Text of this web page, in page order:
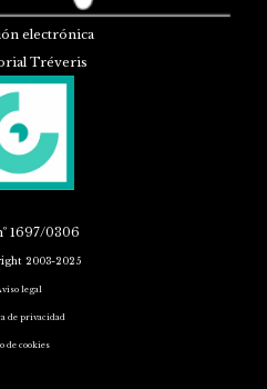
electrónica
Tréveris
1697/0306
2003-2025
legal
de privacidad
de cookies